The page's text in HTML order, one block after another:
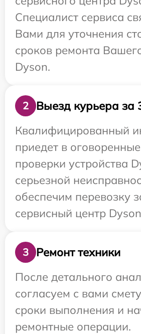
Специалист сервиса
Вами для уточнения
сроков ремонта
Dyson.
2
Выезд курьера за
Квалифицированный
приедет в
проверки устройства
серьезной
обеспечим перевозку
сервисный центр
3
Ремонт техники
После детального
согласуем с вами
сроки выполнения и
ремонтные операции.